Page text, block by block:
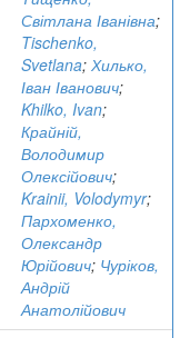
Світлана Іванівна;
Tischenko,
Svetlana; Хилько,
Іван Іванович;
Khilko, Ivan;
Крайній,
Володимир
Олексійович;
Krainii, Volodymyr;
Пархоменко,
Олександр
Юрійович; Чуріков,
Андрій
Анатолійович